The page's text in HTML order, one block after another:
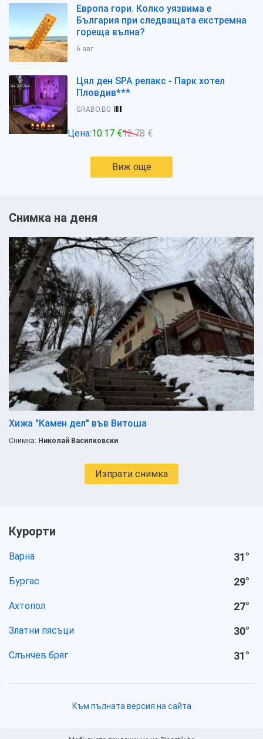
Европа гори. Колко уязвима е
България при следващата екстремна
гореща вълна?
6 авг
Цял ден SPA релакс - Парк хотел
Пловдив***
GRABO.BG
Цена:10.17 €12.78 €
Виж още
Снимка на деня
Хижа "Камен дел" във Витоша
Снимка: Николай Василковски
Изпрати снимка
Курорти
Варна 31°
Бургас 29°
Ахтопол 27°
Златни пясъци 30°
Слънчев бряг 31°
Към пълната версия на сайта